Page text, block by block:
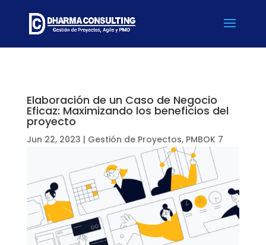
Elaboración de un Caso de Negocio
Eficaz: Maximizando los beneficios del
proyecto
Jun 22, 2023 | Gestión de Proyectos, PMBOK 7